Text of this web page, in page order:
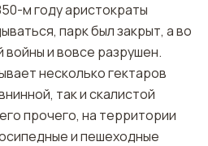
м году аристократы
парк был закрыт, а во
и вовсе разрушен.
несколько гектаров
так и скалистой
прочего, на территории
и пешеходные